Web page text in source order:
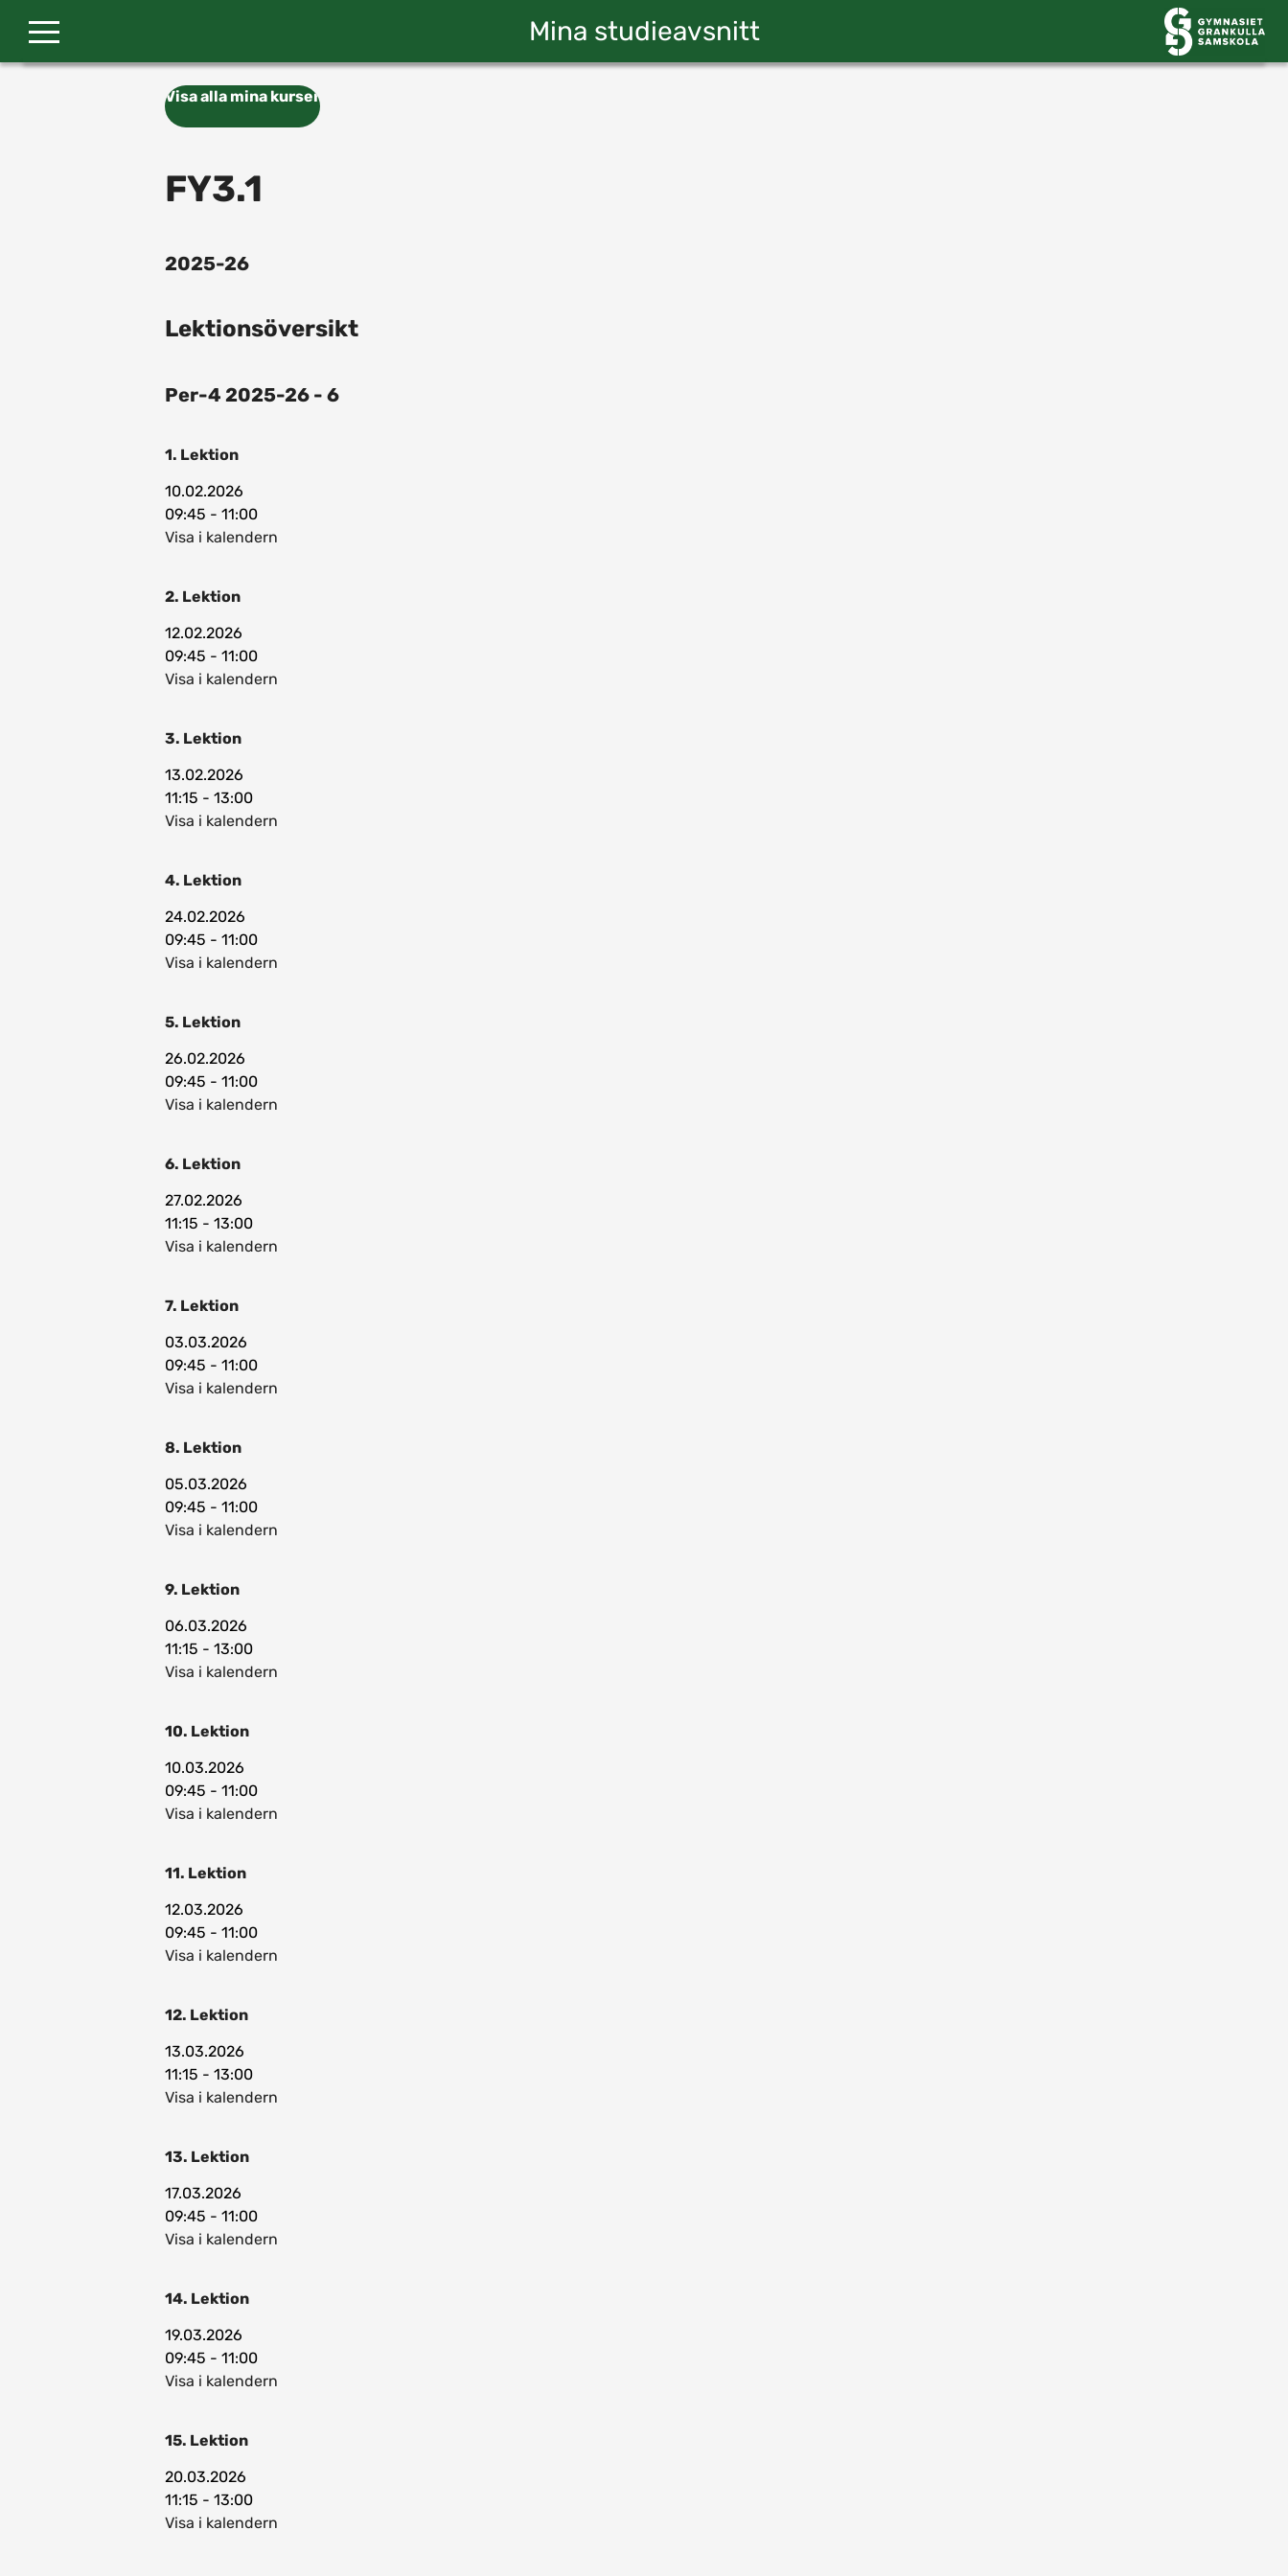
Mina studieavsnitt
Visa alla mina kurser
FY3.1
2025-26
Lektionsöversikt
Per-4 2025-26 - 6
1. Lektion
10.02.2026
09:45 - 11:00
Visa i kalendern
2. Lektion
12.02.2026
09:45 - 11:00
Visa i kalendern
3. Lektion
13.02.2026
11:15 - 13:00
Visa i kalendern
4. Lektion
24.02.2026
09:45 - 11:00
Visa i kalendern
5. Lektion
26.02.2026
09:45 - 11:00
Visa i kalendern
6. Lektion
27.02.2026
11:15 - 13:00
Visa i kalendern
7. Lektion
03.03.2026
09:45 - 11:00
Visa i kalendern
8. Lektion
05.03.2026
09:45 - 11:00
Visa i kalendern
9. Lektion
06.03.2026
11:15 - 13:00
Visa i kalendern
10. Lektion
10.03.2026
09:45 - 11:00
Visa i kalendern
11. Lektion
12.03.2026
09:45 - 11:00
Visa i kalendern
12. Lektion
13.03.2026
11:15 - 13:00
Visa i kalendern
13. Lektion
17.03.2026
09:45 - 11:00
Visa i kalendern
14. Lektion
19.03.2026
09:45 - 11:00
Visa i kalendern
15. Lektion
20.03.2026
11:15 - 13:00
Visa i kalendern